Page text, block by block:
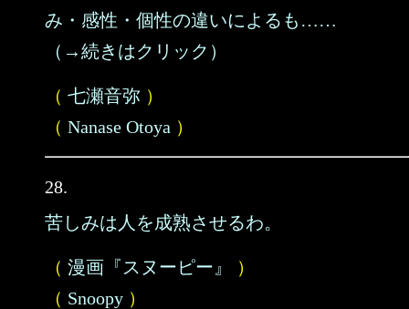
み・感性・個性の違いによるも……
（→続きはクリック）
（ 七瀬音弥 ）
（ Nanase Otoya ）
28.
苦しみは人を成熟させるわ。
（ 漫画『スヌーピー』
）
（ Snoopy ）